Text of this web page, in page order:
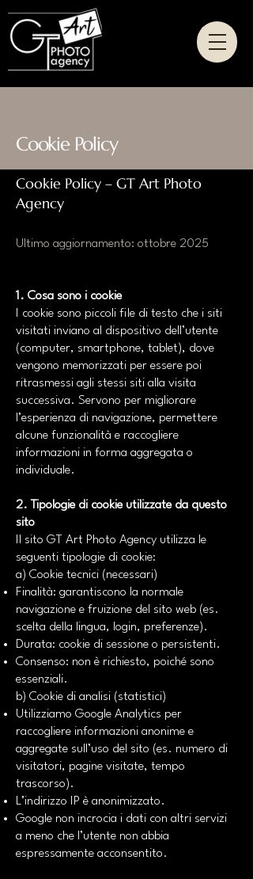
Cookie Policy
Cookie Policy – GT Art Photo
Agency
Ultimo aggiornamento: ottobre 2025
1. Cosa sono i cookie
I cookie sono piccoli file di testo che i siti
visitati inviano al dispositivo dell’utente
(computer, smartphone, tablet), dove
vengono memorizzati per essere poi
ritrasmessi agli stessi siti alla visita
successiva. Servono per migliorare
l’esperienza di navigazione, permettere
alcune funzionalità e raccogliere
informazioni in forma aggregata o
individuale.
2. Tipologie di cookie utilizzate da questo
sito
Il sito GT Art Photo Agency utilizza le
seguenti tipologie di cookie:
a) Cookie tecnici (necessari)
Finalità: garantiscono la normale
navigazione e fruizione del sito web (es.
scelta della lingua, login, preferenze).
Durata: cookie di sessione o persistenti.
Consenso: non è richiesto, poiché sono
essenziali.
b) Cookie di analisi (statistici)
Utilizziamo Google Analytics per
raccogliere informazioni anonime e
aggregate sull’uso del sito (es. numero di
visitatori, pagine visitate, tempo
trascorso).
L’indirizzo IP è anonimizzato.
Google non incrocia i dati con altri servizi
a meno che l’utente non abbia
espressamente acconsentito.